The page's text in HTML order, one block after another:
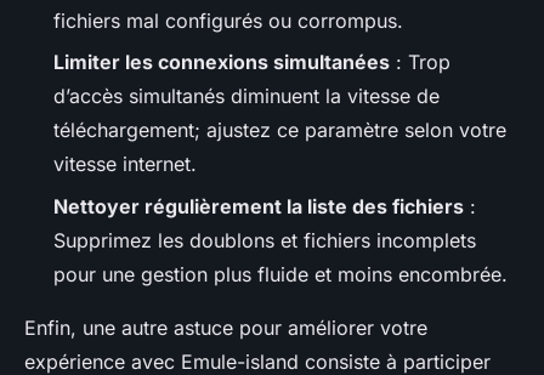
fichiers mal configurés ou corrompus.
Limiter les connexions simultanées : Trop
d’accès simultanés diminuent la vitesse de
téléchargement; ajustez ce paramètre selon votre
vitesse internet.
Nettoyer régulièrement la liste des fichiers :
Supprimez les doublons et fichiers incomplets
pour une gestion plus fluide et moins encombrée.
Enfin, une autre astuce pour améliorer votre
expérience avec Emule-island consiste à participer